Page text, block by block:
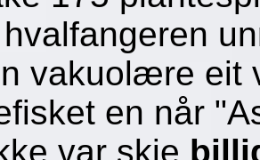
vakuolære eit
en når
var skje